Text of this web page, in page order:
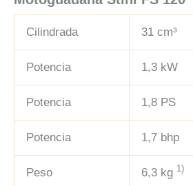
Cilindrada 31 cm³
Potencia 1,3 kW
Potencia 1,8 PS
Potencia 1,7 bhp
Peso 6,3 kg 1)